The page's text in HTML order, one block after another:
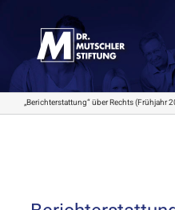
springen
„Berichterstattung“ über Rechts (Frühjahr